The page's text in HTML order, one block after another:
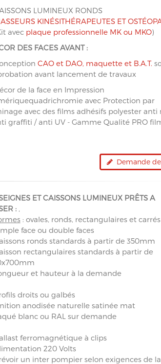
LUMINEUX RONDS
KINÉSITHÉRAPEUTES ET
avec plaque professionnelle MK ou MKO)
DES FACES AVANT :
CAO et DAO, maquette et B.A.T.
avant lancement de travaux
de la face en Impression
avec Protection par
avec des films adhésifs polyester anti
graffiti / anti UV - Gamme Qualité PRO
Demande de
ET CAISSONS LUMINEUX PRÊTS A
:,
: ovales, ronds, rectangulaires et carrés
face ou double faces
ronds standards à partir de 350mm
rectangulaires standards à partir de
et hauteur à la demande
droits ou galbés
anodisée naturelle satinée mat
blanc ou RAL sur demande
ferromagnétique à clips
220 Volts
un inter pompier selon exigences de la